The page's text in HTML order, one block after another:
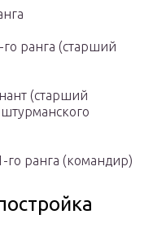
ранга (старший
(старший
го ранга (командир)